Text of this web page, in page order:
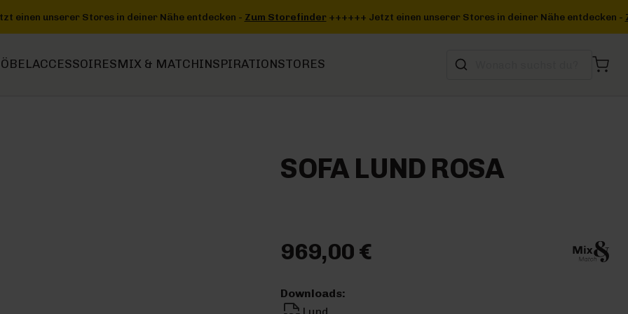
-Zum Storefinder++++++ Jetzt einen unserer Stores in deiner Nähe entdecken -Zum Storefinder+++
ACCESSOIRESMIX & MATCHINSPIRATIONSTORES
SOFA LUND ROSA
969,00 €
Downloads:
Lund